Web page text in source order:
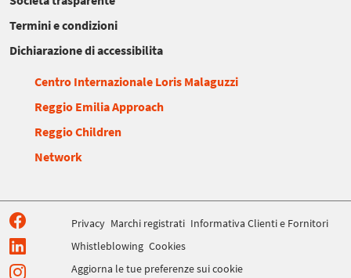
Termini e condizioni
Dichiarazione di accessibilita
Centro Internazionale Loris Malaguzzi
Reggio Emilia Approach
Reggio Children
Network
Privacy Marchi registrati Informativa Clienti e Fornitori
Whistleblowing Cookies
Aggiorna le tue preferenze sui cookie